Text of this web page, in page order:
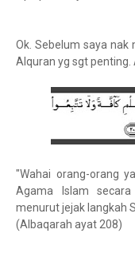
Ok. Sebelum saya
Alquran yg sgt penting.
"Wahai orang-orang
Agama Islam secara
menurut jejak langkah
(Albaqarah ayat 208)